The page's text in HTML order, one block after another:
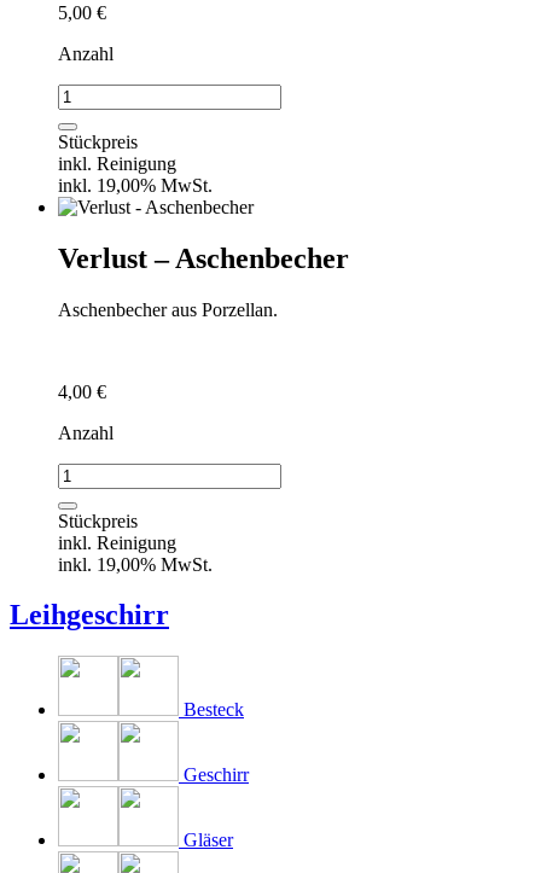
5,00 €
Anzahl
Verlust
-
Zuckerdose
Menge
Stückpreis
inkl. Reinigung
inkl. 19,00% MwSt.
Verlust – Aschenbecher
Aschenbecher aus Porzellan.
4,00 €
Anzahl
Verlust
-
Aschenbecher
Menge
Stückpreis
inkl. Reinigung
inkl. 19,00% MwSt.
Leihgeschirr
Besteck
Geschirr
Gläser